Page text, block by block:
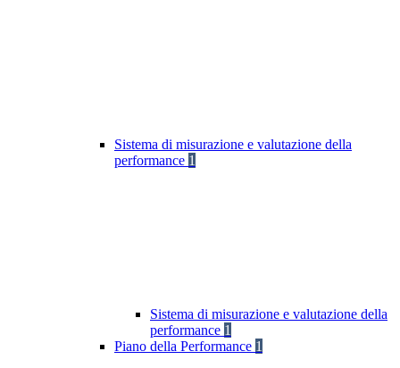
Sistema di misurazione e valutazione della
performance 1
Sistema di misurazione e valutazione della
performance 1
Piano della Performance 1